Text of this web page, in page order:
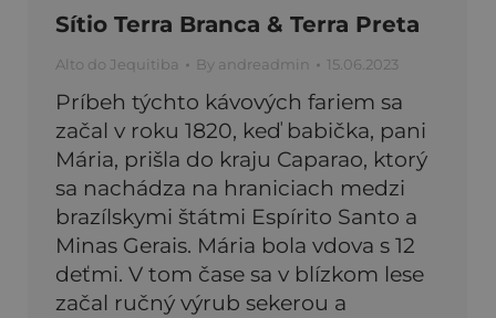
Sítio Terra Branca & Terra Preta
Alto do Jequitiba By andreadmin 15.06.2023
Príbeh týchto kávových fariem sa
začal v roku 1820, keď babička, pani
Mária, prišla do kraju Caparao, ktorý
sa nachádza na hraniciach medzi
brazílskymi štátmi Espírito Santo a
Minas Gerais. Mária bola vdova s 12
deťmi. V tom čase sa v blízkom lese
začal ručný výrub sekerou a